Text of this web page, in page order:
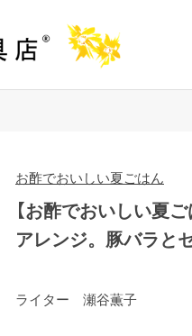
お酢でおいしい夏ごはん
【お酢でおいしい夏
アレンジ。豚バラと
ライター 瀬谷薫子